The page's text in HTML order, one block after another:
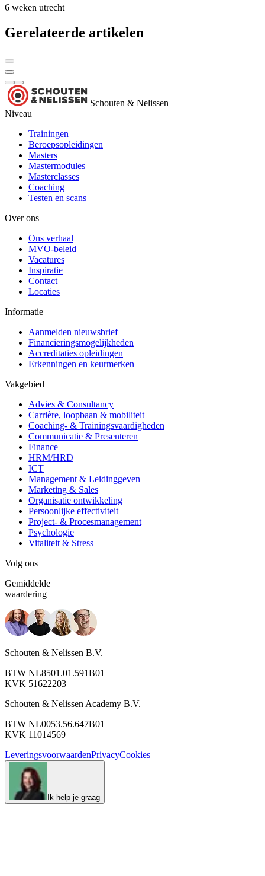
6 weken utrecht
Gerelateerde artikelen
Schouten & Nelissen
Niveau
Trainingen
Beroepsopleidingen
Masters
Mastermodules
Masterclasses
Coaching
Testen en scans
Over ons
Ons verhaal
MVO-beleid
Vacatures
Inspiratie
Contact
Locaties
Informatie
Aanmelden nieuwsbrief
Financieringsmogelijkheden
Accreditaties opleidingen
Erkenningen en keurmerken
Vakgebied
Advies & Consultancy
Carrière, loopbaan & mobiliteit
Coaching- & Trainingsvaardigheden
Communicatie & Presenteren
Finance
HRM/HRD
ICT
Management & Leidinggeven
Marketing & Sales
Organisatie ontwikkeling
Persoonlijke effectiviteit
Project- & Procesmanagement
Psychologie
Vitaliteit & Stress
Volg ons
Gemiddelde
waardering
Schouten & Nelissen B.V.
BTW NL8501.01.591B01
KVK 51622203
Schouten & Nelissen Academy B.V.
BTW NL0053.56.647B01
KVK 11014569
LeveringsvoorwaardenPrivacyCookies
Ik help je graag